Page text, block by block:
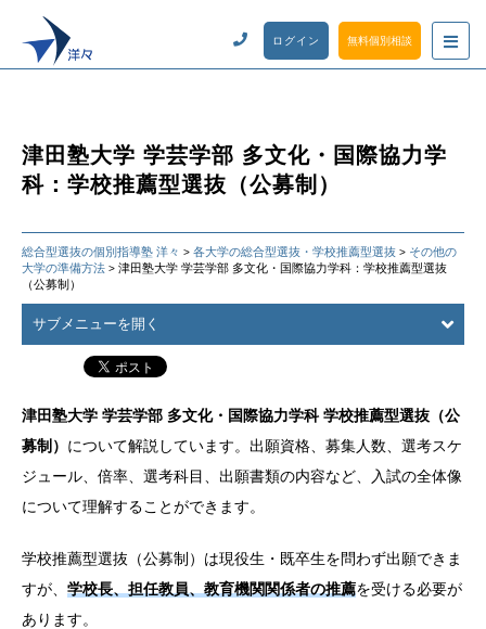
ログイン 無料個別相談
津田塾大学 学芸学部 多文化・国際協力学
科：学校推薦型選抜（公募制）
総合型選抜の個別指導塾 洋々 > 各大学の総合型選抜・学校推薦型選抜 > その他の
大学の準備方法 > 津田塾大学 学芸学部 多文化・国際協力学科：学校推薦型選抜
（公募制）
サブメニューを開く
津田塾大学 学芸学部 多文化・国際協力学科 学校推薦型選抜（公
募制） について解説しています。出願資格、募集人数、選考スケ
ジュール、倍率、選考科目、出願書類の内容など、入試の全体像
について理解することができます。
学校推薦型選抜（公募制）は現役生・既卒生を問わず出願できま
すが、 学校長、担任教員、教育機関関係者の推薦を受ける必要が
あります。